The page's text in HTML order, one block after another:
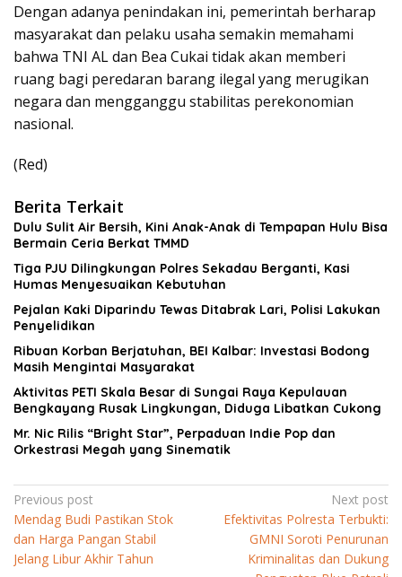
Dengan adanya penindakan ini, pemerintah berharap
masyarakat dan pelaku usaha semakin memahami
bahwa TNI AL dan Bea Cukai tidak akan memberi
ruang bagi peredaran barang ilegal yang merugikan
negara dan mengganggu stabilitas perekonomian
nasional.
(Red)
Berita Terkait
Dulu Sulit Air Bersih, Kini Anak-Anak di Tempapan Hulu Bisa
Bermain Ceria Berkat TMMD
Tiga PJU Dilingkungan Polres Sekadau Berganti, Kasi
Humas Menyesuaikan Kebutuhan
Pejalan Kaki Diparindu Tewas Ditabrak Lari, Polisi Lakukan
Penyelidikan
Ribuan Korban Berjatuhan, BEI Kalbar: Investasi Bodong
Masih Mengintai Masyarakat
Aktivitas PETI Skala Besar di Sungai Raya Kepulauan
Bengkayang Rusak Lingkungan, Diduga Libatkan Cukong
Mr. Nic Rilis “Bright Star”, Perpaduan Indie Pop dan
Orkestrasi Megah yang Sinematik
Navigasi
pos
Previous post
Mendag Budi Pastikan Stok
dan Harga Pangan Stabil
Jelang Libur Akhir Tahun
Next post
Efektivitas Polresta Terbukti:
GMNI Soroti Penurunan
Kriminalitas dan Dukung